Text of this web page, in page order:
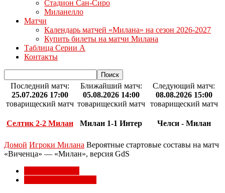
Стадион Сан-Сиро
Миланелло
Матчи
Календарь матчей «Милана» на сезон 2026-2027
Купить билеты на матчи Милана
Таблица Серии А
Контакты
Последний матч:
25.07.2026 17:00
товарищеский матч
Селтик 2-2 Милан
Ближайший матч:
05.08.2026 14:00
товарищеский матч
Милан 1-1 Интер
Следующий матч:
08.08.2026 15:00
товарищеский матч
Челси - Милан
Домой Игроки Милана Вероятные стартовые составы на матч
«Виченца» — «Милан», версия GdS